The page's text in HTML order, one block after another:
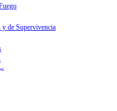
de Supervivencia